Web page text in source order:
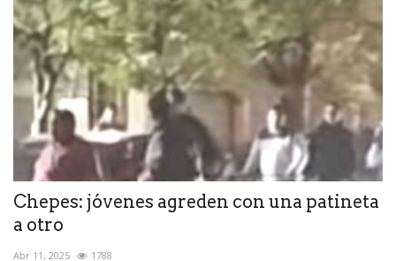
Chepes: jóvenes agreden con una patineta
a otro
Abr 11, 2025 1788